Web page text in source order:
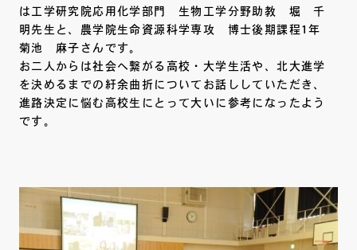
は工学研究院応用化学部門 生物工学分野助教 堀 千
明先生と、農学院生命資源科学専攻 博士後期課程1年
菊池 麻子さんです。
お二人からは社会へ繋がる高校・大学生活や、北大進学
を決めるまでの紆余曲折についてお話ししていただき、
進路決定に悩む高校生にとって大いに参考になったよう
です。